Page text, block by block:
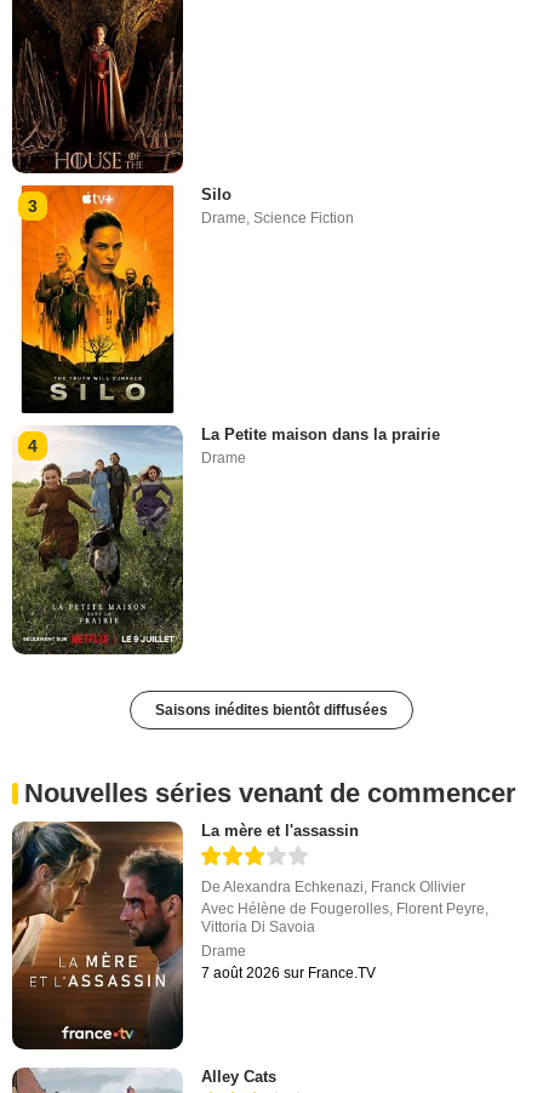
3
Silo
Drame,Science Fiction
4
La Petite maison dans la prairie
Drame
Saisons inédites bientôt diffusées
Nouvelles séries venant de commencer
La mère et l'assassin
DeAlexandra Echkenazi Franck Ollivier
Avec Hélène de Fougerolles Florent Peyre
Vittoria Di Savoia
Drame
7 août 2026 sur France.TV
Alley Cats